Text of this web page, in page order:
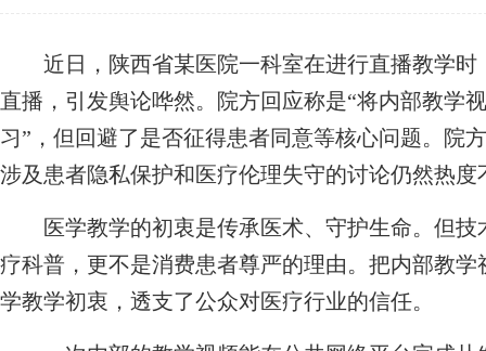
近日，陕西省某医院一科室在进行直播教学时
直播，引发舆论哗然。院方回应称是“将内部教学
习”，但回避了是否征得患者同意等核心问题。院
涉及患者隐私保护和医疗伦理失守的讨论仍然热度
医学教学的初衷是传承医术、守护生命。但技
疗科普，更不是消费患者尊严的理由。把内部教
学教学初衷，透支了公众对医疗行业的信任。